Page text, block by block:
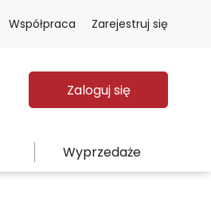
Współpraca Zarejestruj się
Zaloguj się
Wyprzedaże